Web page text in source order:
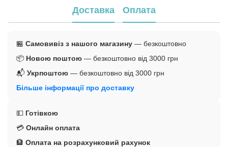
Доставка Оплата
🏪 Самовивіз з нашого магазину — безкоштовно
📦 Новою поштою — безкоштовно від 3000 грн
📬 Укрпоштою — безкоштовно від 3000 грн
Більше інформації про доставку
💵 Готівкою
💳 Онлайн оплата
🏦 Оплата на розрахунковий рахунок